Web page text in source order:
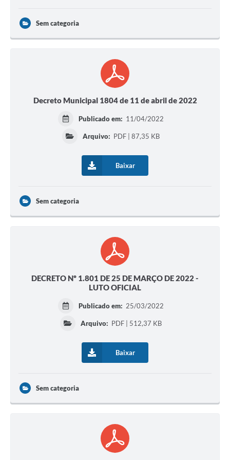
Sem categoria
Decreto Municipal 1804 de 11 de abril de 2022
Publicado em: 11/04/2022
Arquivo: PDF | 87,35 KB
Baixar
Sem categoria
DECRETO Nº 1.801 DE 25 DE MARÇO DE 2022 -
LUTO OFICIAL
Publicado em: 25/03/2022
Arquivo: PDF | 512,37 KB
Baixar
Sem categoria